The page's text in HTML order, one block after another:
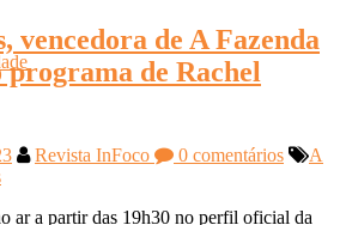
vencedora de A Fazenda
de Rachel
Revista InFoco 0 comentários
A
ar a partir das 19h30 no perfil oficial da